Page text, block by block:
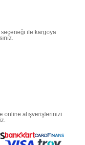
ile kargoya
online alışverişlerinizi